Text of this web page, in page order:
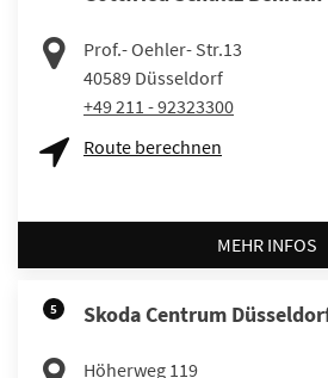
Prof.- Oehler- Str.13
40589 Düsseldorf
+49 211 - 92323300
Route berechnen
MEHR INFOS
5 Skoda Centrum
Höherweg 119